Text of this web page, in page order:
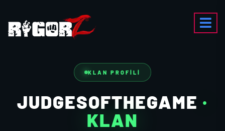
KLAN PROFILI
JUDGESOFTHEGAME ·
KLAN